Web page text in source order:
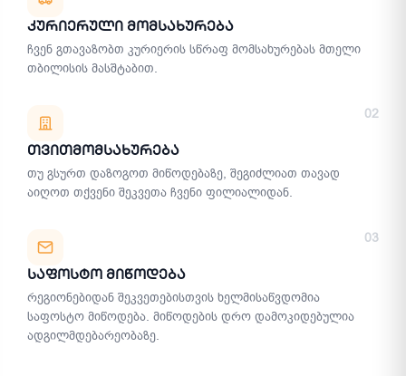
Კურიერული Მომსახურება
ჩვენ გთავაზობთ კურიერის სწრაფ მომსახურებას მთელი
თბილისის მასშტაბით.
02
Თვითმომსახურება
თუ გსურთ დაზოგოთ მიწოდებაზე, შეგიძლიათ თავად
აიღოთ თქვენი შეკვეთა ჩვენი ფილიალიდან.
03
Საფოსტო Მიწოდება
რეგიონებიდან შეკვეთებისთვის ხელმისაწვდომია
საფოსტო მიწოდება. მიწოდების დრო დამოკიდებულია
ადგილმდებარეობაზე.